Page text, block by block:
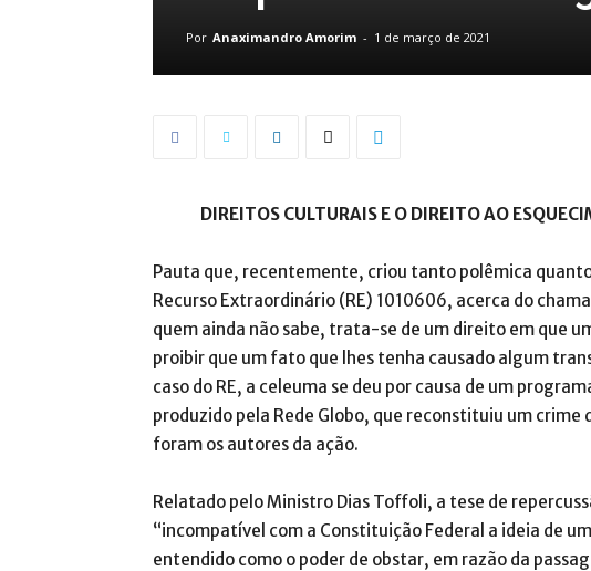
Por Anaximandro Amorim - 1 de março de 2021
DIREITOS CULTURAIS E O DIREITO AO
Pauta que, recentemente, criou tanto polêmica
Recurso Extraordinário (RE) 1010606, acerca do
quem ainda não sabe, trata-se de um direito em que
proibir que um fato que lhes tenha causado algum
caso do RE, a celeuma se deu por causa de um
produzido pela Rede Globo, que reconstituiu um crime
foram os autores da ação.
Relatado pelo Ministro Dias Toffoli, a tese de
“incompatível com a Constituição Federal a ideia de
entendido como o poder de obstar, em razão da